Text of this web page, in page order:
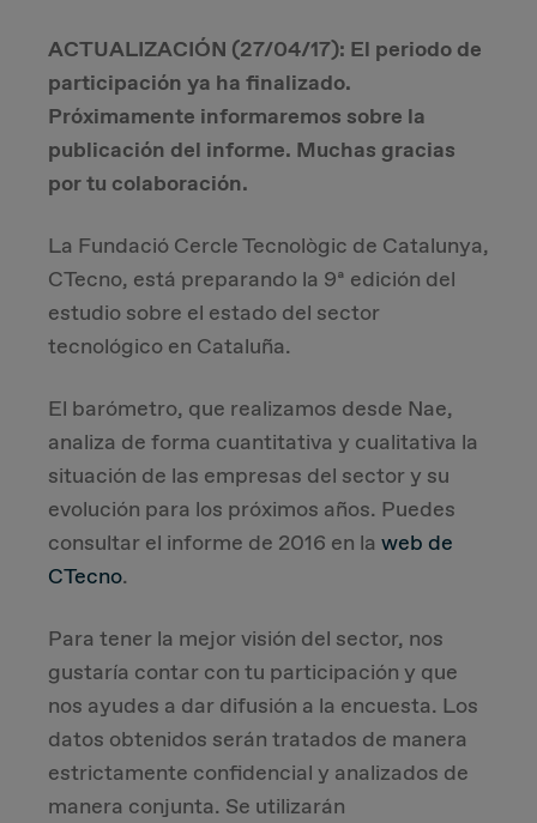
Customer Experience
DEAL & STRATEGY
Due Diligence
Post Merger Integration
Market Strategy & Screening Analysis
Performance Transformation
ACTUALIZACIÓN (27/04/17): El periodo de
participación ya ha finalizado.
Próximamente informaremos sobre la
publicación del informe. Muchas gracias
por tu colaboración.
La Fundació Cercle Tecnològic de Catalunya,
CTecno, está preparando la 9ª edición del
estudio sobre el estado del sector
tecnológico en Cataluña.
El barómetro, que realizamos desde Nae,
analiza de forma cuantitativa y cualitativa la
situación de las empresas del sector y su
evolución para los próximos años. Puedes
consultar el informe de 2016 en la web de
CTecno.
Para tener la mejor visión del sector, nos
gustaría contar con tu participación y que
nos ayudes a dar difusión a la encuesta. Los
datos obtenidos serán tratados de manera
estrictamente confidencial y analizados de
manera conjunta. Se utilizarán